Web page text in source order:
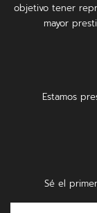
objetivo tener
mayor
Estamos
Sé el